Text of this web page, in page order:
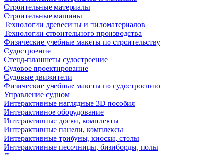
Строительные материалы
Строительные машины
Технологии древесины и пиломатериалов
Технологии строительного производства
Физические учебные макеты по строительству
Судостроение
Стенд-планшеты судостроение
Судовое проектирование
Судовые движители
Физические учебные макеты по судостроению
Управление судном
Интерактивные наглядные 3D пособия
Интерактивное оборудование
Интерактивные доски, комплекты
Интерактивные панели, комплексы
Интерактивные трибуны, киоски, столы
Интерактивные песочницы, бизиборды, полы